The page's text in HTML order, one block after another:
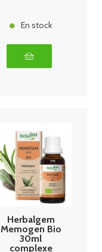
En stock
Herbalgem
Memogen Bio
30ml
complexe